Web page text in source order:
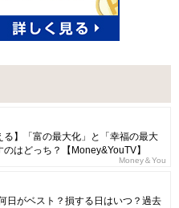
る】「富の最大化」と「幸福の最大
はどっち？【Money&YouTV】
Money＆You
日がベスト？損する日はいつ？過去